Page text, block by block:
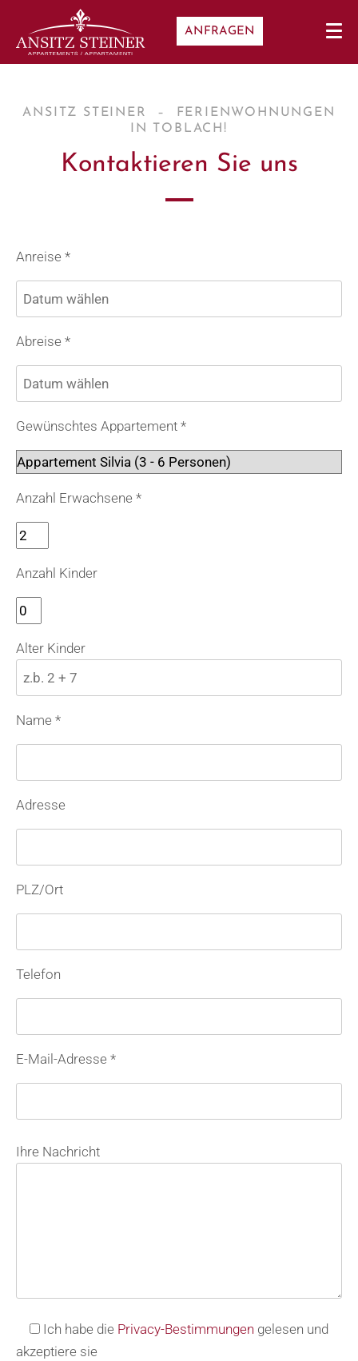
ANFRAGEN
ANSITZ STEINER – FERIENWOHNUNGEN
IN TOBLACH!
Kontaktieren Sie uns
Anreise *
Abreise *
Gewünschtes Appartement *
Anzahl Erwachsene *
Anzahl Kinder
Alter Kinder
Name *
Adresse
PLZ/Ort
Telefon
E-Mail-Adresse *
Bitte lasse dieses Feld leer.
Ihre Nachricht
Ich habe die Privacy-Bestimmungen gelesen und
akzeptiere sie